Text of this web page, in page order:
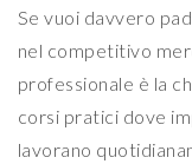
Se vuoi davvero
nel competitivo
professionale è la
corsi pratici dove
lavorano